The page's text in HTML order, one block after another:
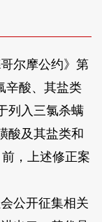
尔摩公约》第
辛酸、其盐类
列入三氯杀螨
酸及其盐类和
，上述修正案
公开征集相关